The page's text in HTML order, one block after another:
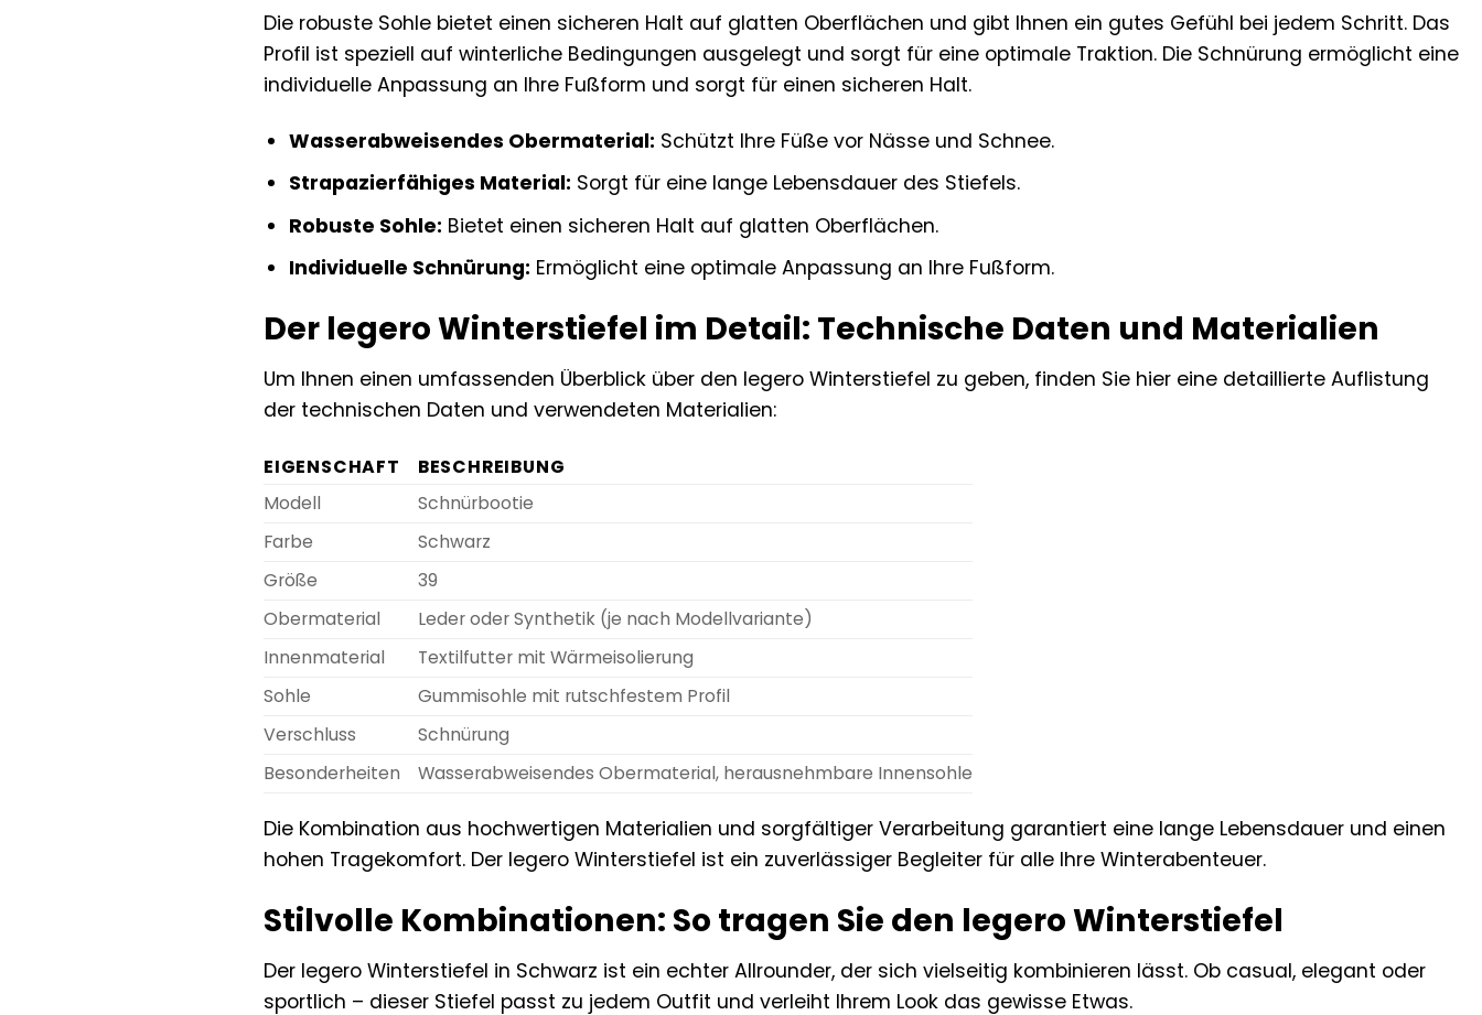
Die robuste Sohle bietet einen sicheren Halt auf glatten Oberflächen und gibt Ihnen ein gutes Gefühl bei jedem Schritt. Das
Profil ist speziell auf winterliche Bedingungen ausgelegt und sorgt für eine optimale Traktion. Die Schnürung ermöglicht eine
individuelle Anpassung an Ihre Fußform und sorgt für einen sicheren Halt.
Wasserabweisendes Obermaterial: Schützt Ihre Füße vor Nässe und Schnee.
Strapazierfähiges Material: Sorgt für eine lange Lebensdauer des Stiefels.
Robuste Sohle: Bietet einen sicheren Halt auf glatten Oberflächen.
Individuelle Schnürung: Ermöglicht eine optimale Anpassung an Ihre Fußform.
Der legero Winterstiefel im Detail: Technische Daten und Materialien
Um Ihnen einen umfassenden Überblick über den legero Winterstiefel zu geben, finden Sie hier eine detaillierte Auflistung
der technischen Daten und verwendeten Materialien:
EIGENSCHAFT
BESCHREIBUNG
Modell
Schnürbootie
Farbe
Schwarz
Größe
39
Obermaterial
Leder oder Synthetik (je nach Modellvariante)
Innenmaterial
Textilfutter mit Wärmeisolierung
Sohle
Gummisohle mit rutschfestem Profil
Verschluss
Schnürung
Besonderheiten
Wasserabweisendes Obermaterial, herausnehmbare Innensohle
Die Kombination aus hochwertigen Materialien und sorgfältiger Verarbeitung garantiert eine lange Lebensdauer und einen
hohen Tragekomfort. Der legero Winterstiefel ist ein zuverlässiger Begleiter für alle Ihre Winterabenteuer.
Stilvolle Kombinationen: So tragen Sie den legero Winterstiefel
Der legero Winterstiefel in Schwarz ist ein echter Allrounder, der sich vielseitig kombinieren lässt. Ob casual, elegant oder
sportlich – dieser Stiefel passt zu jedem Outfit und verleiht Ihrem Look das gewisse Etwas.